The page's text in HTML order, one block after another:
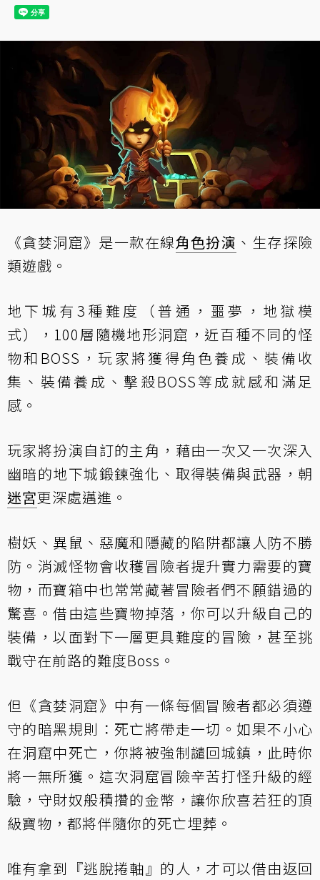
《貪婪洞窟》是一款在線角色扮演 、生存探險
類遊戲。
地下城有3種難度（普通，噩夢，地獄模
式），100層隨機地形洞窟，近百種不同的怪
物和BOSS，玩家將獲得角色養成、裝備收
集、裝備養成、擊殺BOSS等成就感和滿足
感。
玩家將扮演自訂的主角，藉由一次又一次深入
幽暗的地下城鍛鍊強化、取得裝備與武器，朝
迷宮更深處邁進。
樹妖、異鼠、惡魔和隱藏的陷阱都讓人防不勝
防。消滅怪物會收穫冒險者提升實力需要的寶
物，而寶箱中也常常藏著冒險者們不願錯過的
驚喜。借由這些寶物掉落，你可以升級自己的
裝備，以面對下一層更具難度的冒險，甚至挑
戰守在前路的難度Boss。
但《貪婪洞窟》中有一條每個冒險者都必須遵
守的暗黑規則：死亡將帶走一切。如果不小心
在洞窟中死亡，你將被強制譴回城鎮，此時你
將一無所獲。這次洞窟冒險辛苦打怪升級的經
驗，守財奴般積攢的金幣，讓你欣喜若狂的頂
級寶物，都將伴隨你的死亡埋葬。
唯有拿到『逃脫捲軸』的人，才可以借由返回